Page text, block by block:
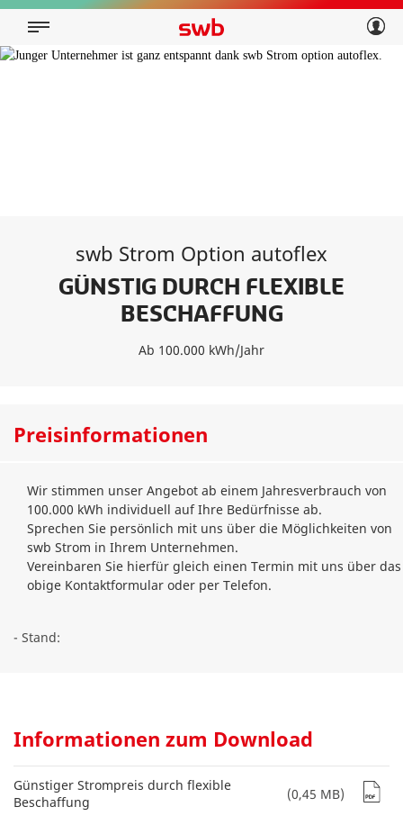
Privatkunden
Geschäftskunden
swb Strom Option autoflex
GÜNSTIG DURCH FLEXIBLE
BESCHAFFUNG
Ab 100.000 kWh/Jahr
Preisinformationen
Wir stimmen unser Angebot ab einem Jahresverbrauch von
100.000 kWh individuell auf Ihre Bedürfnisse ab.
Sprechen Sie persönlich mit uns über die Möglichkeiten von
swb Strom in Ihrem Unternehmen.
Vereinbaren Sie hierfür gleich einen Termin mit uns über das
obige Kontaktformular oder per Telefon.
- Stand:
Informationen zum Download
Günstiger Strompreis durch flexible
Beschaffung
(0,45 MB)